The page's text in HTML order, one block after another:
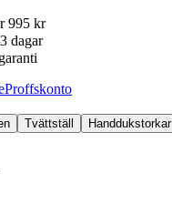
995 kr
dagar
Proffskonto
Tvättställ Handdukstorkar